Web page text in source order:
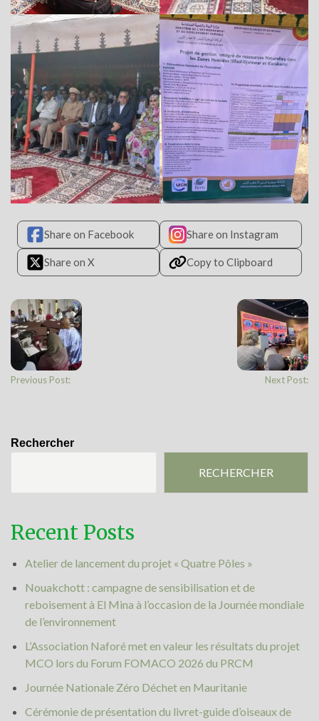
Share on Facebook Share on Instagram
Share on X Copy to Clipboard
Previous Post: Next Post:
Rechercher
RECHERCHER
Recent Posts
Atelier de lancement du projet « Quatre Pôles »
Nouakchott : campagne de sensibilisation et de
reboisement à El Mina à l’occasion de la Journée mondiale
de l’environnement
L’Association Naforé met en valeur les résultats du projet
MCO lors du Forum FOMACO 2026 du PRCM
Journée Nationale Zéro Déchet en Mauritanie
Cérémonie de présentation du livret-guide d’oiseaux de